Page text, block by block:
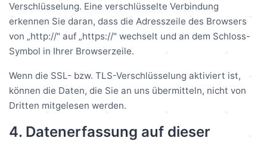
Verschlüsselung. Eine verschlüsselte Verbindung
erkennen Sie daran, dass die Adresszeile des Browsers
von „http://" auf „https://" wechselt und an dem Schloss-
Symbol in Ihrer Browserzeile.
Wenn die SSL- bzw. TLS-Verschlüsselung aktiviert ist,
können die Daten, die Sie an uns übermitteln, nicht von
Dritten mitgelesen werden.
4. Datenerfassung auf dieser